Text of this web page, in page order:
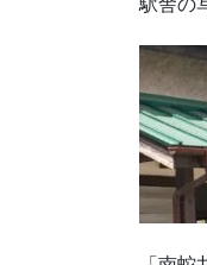
駅舎の